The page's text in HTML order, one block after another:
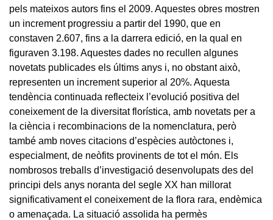
pels mateixos autors fins el 2009. Aquestes obres mostren
un increment progressiu a partir del 1990, que en
constaven 2.607, fins a la darrera edició, en la qual en
figuraven 3.198. Aquestes dades no recullen algunes
novetats publicades els últims anys i, no obstant això,
representen un increment superior al 20%. Aquesta
tendència continuada reflecteix l’evolució positiva del
coneixement de la diversitat florística, amb novetats per a
la ciència i recombinacions de la nomenclatura, però
també amb noves citacions d’espècies autòctones i,
especialment, de neòfits provinents de tot el món. Els
nombrosos treballs d’investigació desenvolupats des del
principi dels anys noranta del segle XX han millorat
significativament el coneixement de la flora rara, endèmica
o amenaçada. La situació assolida ha permès